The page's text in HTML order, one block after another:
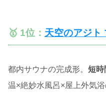
🥇 1位： 天空のアジト
都内サウナの完成形。 短時
温×絶妙水風呂×屋上外気浴